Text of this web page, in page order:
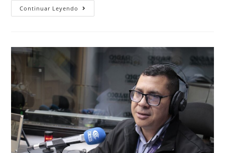
Continuar Leyendo